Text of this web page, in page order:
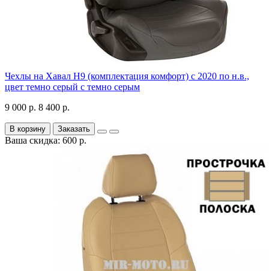
Чехлы на Хавал H9 (комплектация комфорт) с 2020 по н.в.,
цвет темно серый с темно серым
9 000 р. 8 400 р.
В корзину Заказать
Ваша скидка: 600 р.